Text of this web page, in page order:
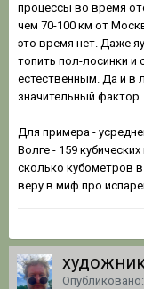
процессы во время
чем 70-100 км от
это время нет. Даже
топить пол-лосинки и
естественным. Да и в
значительный фактор.
Для примера -
Волге - 159
сколько кубометров
веру в миф про
Опубликовано: